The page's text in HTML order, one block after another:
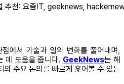
에서 기술과 일의 변화를 풀어내며,
데 도움을 줍니다. GeekNews는 해
의 주요 논의를 빠르게 훑어볼 수 있는